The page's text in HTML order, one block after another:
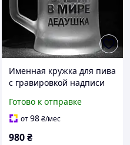
Именная кружка для пива
с гравировкой надписи
лучший в мире Дедушка,
SandDecor
Готово к отправке
от98₴/мес
980₴